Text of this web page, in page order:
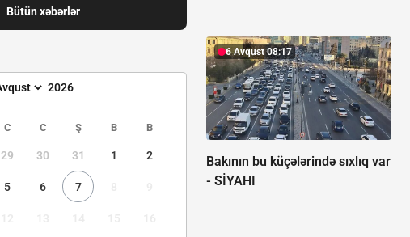
Bütün xəbərlər
C C Ş B B
29 30 31 1 2
5 6 7
6 Avqust 08:17
Bakının bu küçələrində sıxlıq var
- SİYAHI